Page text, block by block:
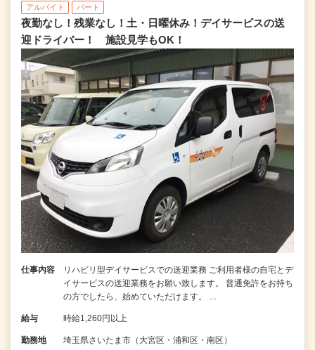
アルバイト パート
夜勤なし！残業なし！土・日曜休み！デイサービスの送
迎ドライバー！ 施設見学もOK！
仕事内容
リハビリ型デイサービスでの送迎業務 ご利用者様の自宅とデ
イサービスの送迎業務をお願い致します。 普通免許をお持ち
の方でしたら、始めていただけます。 …
給与 時給1,260円以上
勤務地 埼玉県さいたま市（大宮区・浦和区・南区）